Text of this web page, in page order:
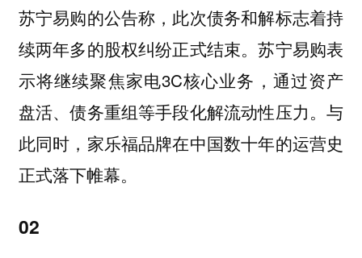
苏宁易购的公告称，此次债务和解标志着持
续两年多的股权纠纷正式结束。苏宁易购表
示将继续聚焦家电3C核心业务，通过资产
盘活、债务重组等手段化解流动性压力。与
此同时，家乐福品牌在中国数十年的运营史
正式落下帷幕。
02